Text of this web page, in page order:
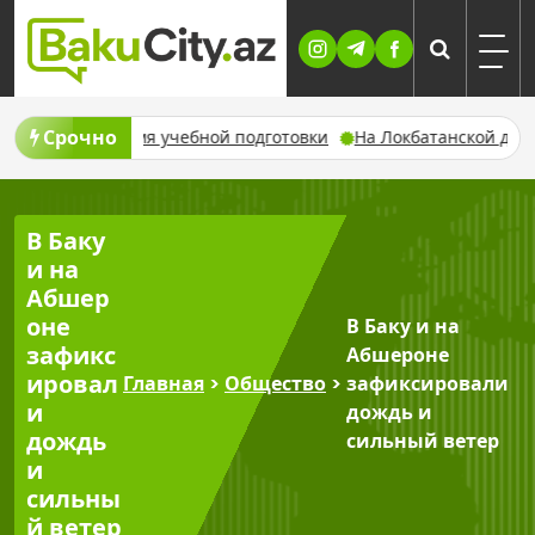
Skip
content
Срочно
учебной подготовки На Локбатанской дороге в
В Баку
и на
Абшер
оне
зафикс
ировал
и
дождь
и
сильны
й ветер
Главная > Общество >
В Баку и на
Абшероне
зафиксировали
дождь и
сильный ветер